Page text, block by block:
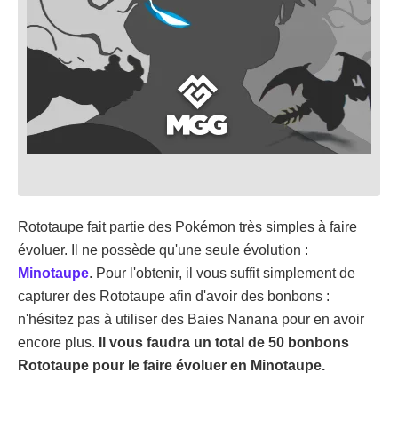
Rototaupe fait partie des Pokémon très simples à faire
évoluer. Il ne possède qu'une seule évolution :
Minotaupe. Pour l'obtenir, il vous suffit simplement de
capturer des Rototaupe afin d'avoir des bonbons :
n'hésitez pas à utiliser des Baies Nanana pour en avoir
encore plus. Il vous faudra un total de 50 bonbons
Rototaupe pour le faire évoluer en Minotaupe.